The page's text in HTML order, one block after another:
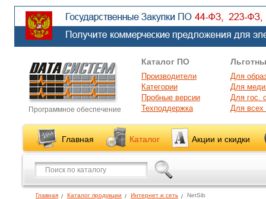
Программное обеспечение
Каталог ПО
Производители
Категории
Пробные версии
Техподдержка
Для
Для
Для гос.
Для
Главная Каталог Акции и скидки
Главная Каталог продукции Интернет и сеть NetSib